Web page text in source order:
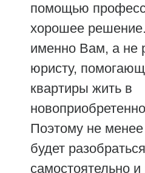
помощью
хорошее
именно Вам, а не
юристу,
квартиры жить в
Поэтому не
будет
самостоятельно